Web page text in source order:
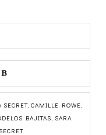
SECRET, CAMILLE ROWE,
BAJITAS, SARA